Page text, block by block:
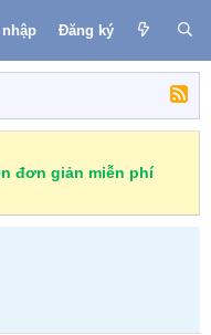
Đăng ký
đơn giản miễn phí